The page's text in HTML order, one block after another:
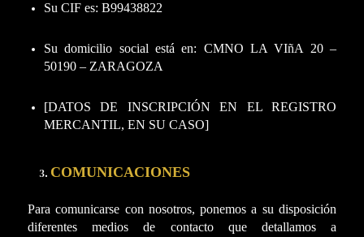
Su CIF es: B99438822
Su domicilio social está en: CMNO LA VIñA 20 –
50190 – ZARAGOZA
[DATOS DE INSCRIPCIÓN EN EL REGISTRO
MERCANTIL, EN SU CASO]
COMUNICACIONES
Para comunicarse con nosotros, ponemos a su disposición
diferentes medios de contacto que detallamos a